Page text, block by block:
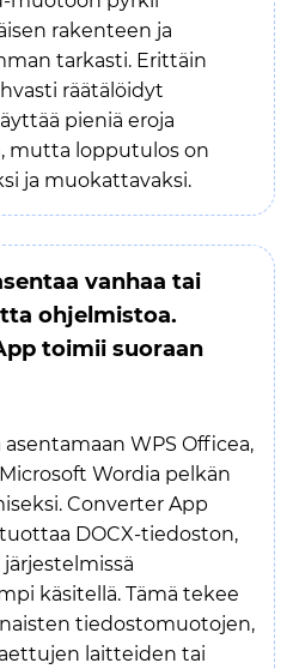
rakenteen ja
tarkasti. Erittäin
räätälöidyt
pieniä eroja
mutta lopputulos on
ja muokattavaksi.
vanhaa tai
ohjelmistoa.
toimii suoraan
WPS Officea,
Wordia pelkän
Converter App
DOCX-tiedoston,
käsitellä. Tämä tekee
tiedostomuotojen,
laitteiden tai